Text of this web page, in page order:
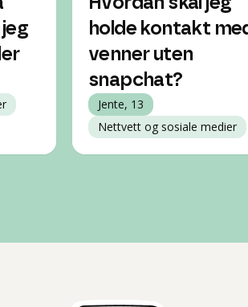
holde kontakt
venner uten
snapchat?
Jente, 13
Nettvett og sosiale medier